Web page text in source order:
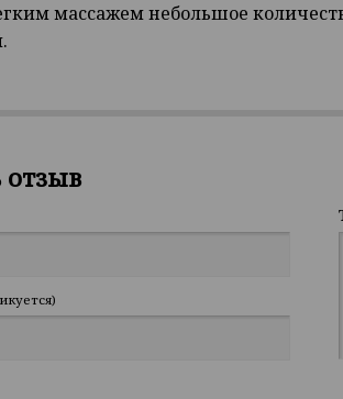
массажем небольшое
отзыв